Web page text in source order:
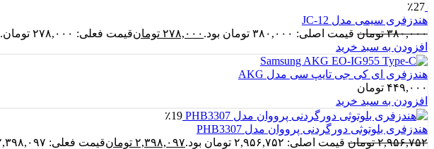
٪27
هندزفری سیمی مدل JC-12
۳۸۰,۰۰۰ تومان قیمت اصلی: ۳۸۰,۰۰۰ تومان بود. ۲۷۸,۰۰۰ تومانقیمت فعلی: ۲۷۸,۰۰۰ تومان.
افزودن به سبد خرید
هندزفری ای کی جی تایپ سی مدل AKG
۴۴۹,۰۰۰ تومان
افزودن به سبد خرید
٪19
هندزفری بلوتوثی دورگردنی پرووان مدل PHB3307
۲,۹۵۶,۷۵۲ تومان قیمت اصلی: ۲,۹۵۶,۷۵۲ تومان بود. ۲,۳۹۸,۰۹۷ تومانقیمت فعلی: ۲,۳۹۸,۰۹۷ تومان.